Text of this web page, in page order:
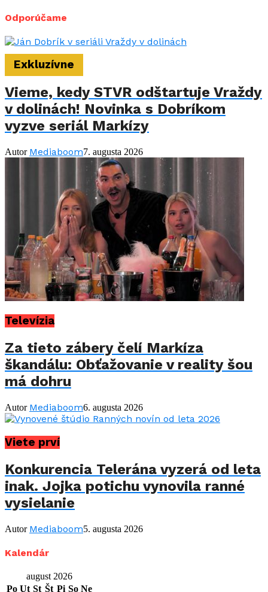
Odporúčame
Exkluzívne
Vieme, kedy STVR odštartuje Vraždy
v dolinách! Novinka s Dobríkom
vyzve seriál Markízy
Autor Mediaboom7. augusta 2026
Televízia
Za tieto zábery čelí Markíza
škandálu: Obťažovanie v reality šou
má dohru
Autor Mediaboom6. augusta 2026
Viete prví
Konkurencia Telerána vyzerá od leta
inak. Jojka potichu vynovila ranné
vysielanie
Autor Mediaboom5. augusta 2026
Kalendár
august 2026
Po Ut St Št Pi So Ne